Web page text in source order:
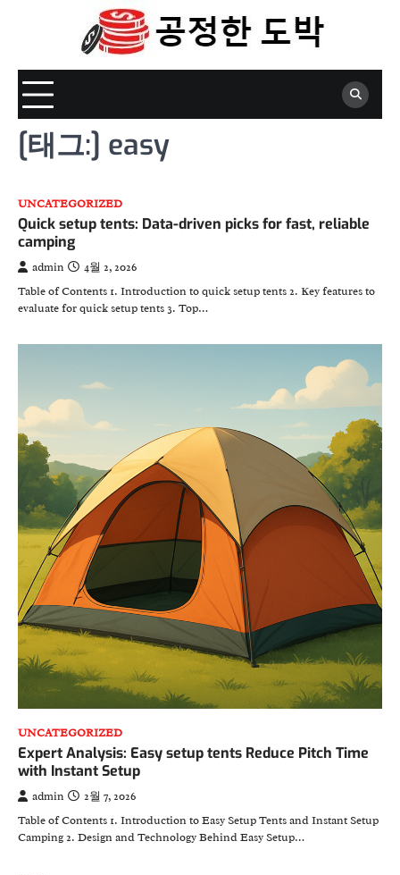
[태그:] easy
UNCATEGORIZED
Quick setup tents: Data-driven picks for fast, reliable
camping
admin
4월 2, 2026
Table of Contents 1. Introduction to quick setup tents 2. Key features to
evaluate for quick setup tents 3. Top…
UNCATEGORIZED
Expert Analysis: Easy setup tents Reduce Pitch Time
with Instant Setup
admin
2월 7, 2026
Table of Contents 1. Introduction to Easy Setup Tents and Instant Setup
Camping 2. Design and Technology Behind Easy Setup…